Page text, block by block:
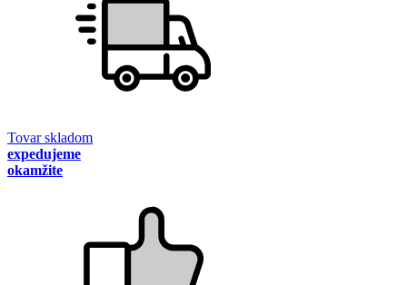
Tovar skladom
expedujeme
okamžite